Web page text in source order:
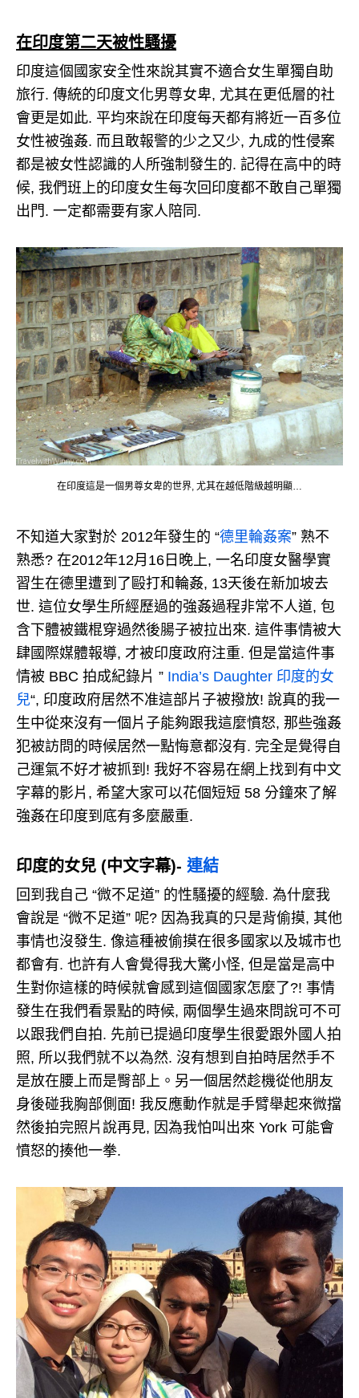
在印度第二天被性騷擾
印度這個國家安全性來說其實不適合女生單獨自助
旅行. 傳統的印度文化男尊女卑, 尤其在更低層的社
會更是如此. 平均來說在印度每天都有將近一百多位
女性被強姦. 而且敢報警的少之又少, 九成的性侵案
都是被女性認識的人所強制發生的. 記得在高中的時
候, 我們班上的印度女生每次回印度都不敢自己單獨
出門. 一定都需要有家人陪同.
在印度這是一個男尊女卑的世界, 尤其在越低階級越明顯…
不知道大家對於 2012年發生的 “德里輪姦案” 熟不
熟悉? 在2012年12月16日晚上, 一名印度女醫學實
習生在德里遭到了毆打和輪姦, 13天後在新加坡去
世. 這位女學生所經歷過的強姦過程非常不人道, 包
含下體被鐵棍穿過然後腸子被拉出來. 這件事情被大
肆國際媒體報導, 才被印度政府注重. 但是當這件事
情被 BBC 拍成紀錄片 ” India’s Daughter 印度的女
兒“, 印度政府居然不准這部片子被撥放! 說真的我一
生中從來沒有一個片子能夠跟我這麼憤怒, 那些強姦
犯被訪問的時候居然一點悔意都沒有. 完全是覺得自
己運氣不好才被抓到! 我好不容易在網上找到有中文
字幕的影片, 希望大家可以花個短短 58 分鐘來了解
強姦在印度到底有多麼嚴重.
印度的女兒 (中文字幕)- 連結
回到我自己 “微不足道” 的性騷擾的經驗. 為什麼我
會說是 “微不足道” 呢? 因為我真的只是背偷摸, 其他
事情也沒發生. 像這種被偷摸在很多國家以及城市也
都會有. 也許有人會覺得我大驚小怪, 但是當是高中
生對你這樣的時候就會感到這個國家怎麼了?! 事情
發生在我們看景點的時候, 兩個學生過來問說可不可
以跟我們自拍. 先前已提過印度學生很愛跟外國人拍
照, 所以我們就不以為然. 沒有想到自拍時居然手不
是放在腰上而是臀部上。另一個居然趁機從他朋友
身後碰我胸部側面! 我反應動作就是手臂舉起來微擋
然後拍完照片說再見, 因為我怕叫出來 York 可能會
憤怒的揍他一拳.